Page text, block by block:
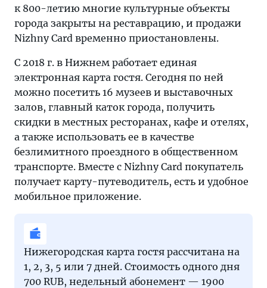
к 800-летию многие культурные объекты
города закрыты на реставрацию, и продажи
Nizhny Card временно приостановлены.
С 2018 г. в Нижнем работает единая
электронная карта гостя. Сегодня по ней
можно посетить 16 музеев и выставочных
залов, главный каток города, получить
скидки в местных ресторанах, кафе и отелях,
а также использовать ее в качестве
безлимитного проездного в общественном
транспорте. Вместе с Nizhny Card покупатель
получает карту-путеводитель, есть и удобное
мобильное приложение.
Нижегородская карта гостя рассчитана на
1, 2, 3, 5 или 7 дней. Стоимость одного дня
700 RUB, недельный абонемент — 1900